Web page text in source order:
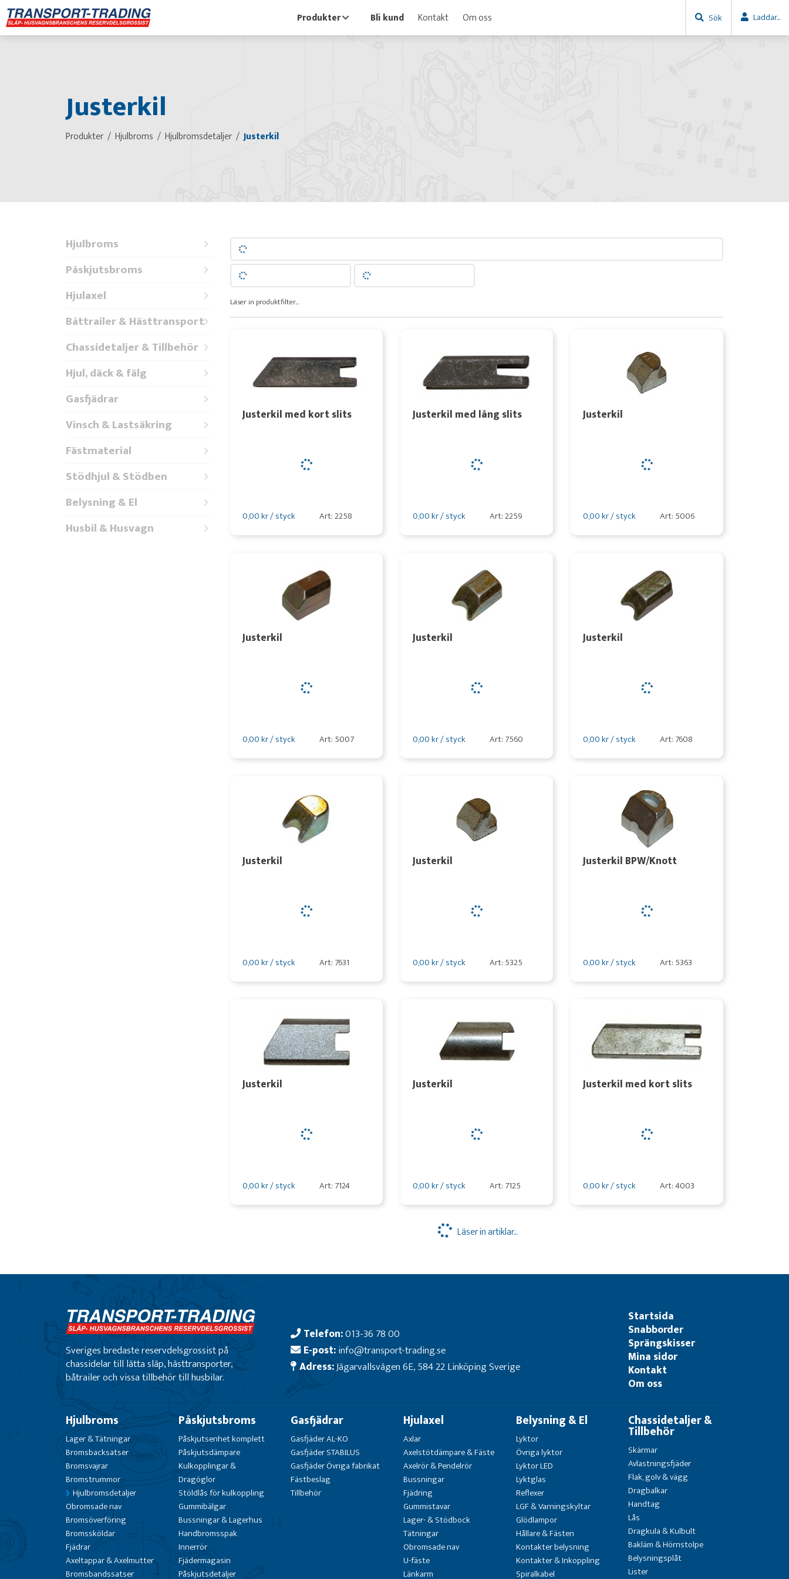
Produkter Bli kund Kontakt Om oss Sök Laddar...
Justerkil
Produkter Hjulbroms Hjulbromsdetaljer Justerkil
Hjulbroms
Påskjutsbroms
Hjulaxel
Båttrailer & Hästtransport
Chassidetaljer & Tillbehör
Hjul, däck & fälg
Gasfjädrar
Vinsch & Lastsäkring
Fästmaterial
Stödhjul & Stödben
Belysning & El
Husbil & Husvagn
Läser in produktfilter...
Justerkil med kort slits
0,00 kr / styck Art: 2258
Justerkil med lång slits
0,00 kr / styck Art: 2259
Justerkil
0,00 kr / styck Art: 5006
Justerkil
0,00 kr / styck Art: 5007
Justerkil
0,00 kr / styck Art: 7560
Justerkil
0,00 kr / styck Art: 7608
Justerkil
0,00 kr / styck Art: 7631
Justerkil
0,00 kr / styck Art: 5325
Justerkil BPW/Knott
0,00 kr / styck Art: 5363
Justerkil
0,00 kr / styck Art: 7124
Justerkil
0,00 kr / styck Art: 7125
Justerkil med kort slits
0,00 kr / styck Art: 4003
Läser in artiklar...
Sveriges bredaste reservdelsgrossist på
chassidelar till lätta släp, hästtransporter,
båtrailer och vissa tillbehör till husbilar.
Telefon:013-36 78 00
E-post:info@transport-trading.se
Adress:Jägarvallsvägen 6E, 584 22 Linköping Sverige
Startsida
Snabborder
Sprängskisser
Mina sidor
Kontakt
Om oss
Hjulbroms
Lager & Tätningar
Bromsbacksatser
Bromsvajrar
Bromstrummor
Hjulbromsdetaljer
Obromsade nav
Bromsöverföring
Bromssköldar
Fjädrar
Axeltappar & Axelmutter
Bromsbandssatser
Påskjutsbroms
Påskjutsenhet komplett
Påskjutsdämpare
Kulkopplingar &
Dragöglor
Stöldlås för kulkoppling
Gummibälgar
Bussningar & Lagerhus
Handbromsspak
Innerrör
Fjädermagasin
Påskjutsdetaljer
Gasfjädrar
Gasfjäder AL-KO
Gasfjäder STABILUS
Gasfjäder Övriga fabrikat
Fästbeslag
Tillbehör
Hjulaxel
Axlar
Axelstötdämpare & Fäste
Axelrör & Pendelrör
Bussningar
Fjädring
Gummistavar
Lager- & Stödbock
Tätningar
Obromsade nav
U-fäste
Länkarm
Belysning & El
Lyktor
Övriga lyktor
Lyktor LED
Lyktglas
Reflexer
LGF & Varningskyltar
Glödlampor
Hållare & Fästen
Kontakter belysning
Kontakter & Inkoppling
Spiralkabel
Chassidetaljer &
Tillbehör
Skärmar
Avlastningsfjäder
Flak, golv & vägg
Dragbalkar
Handtag
Lås
Dragkula & Kulbult
Bakläm & Hörnstolpe
Belysningsplåt
Lister